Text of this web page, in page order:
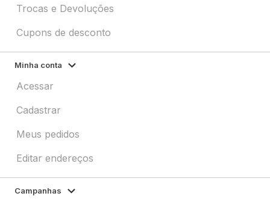
Trocas e Devoluções
Cupons de desconto
Minha conta
Acessar
Cadastrar
Meus pedidos
Editar endereços
Campanhas